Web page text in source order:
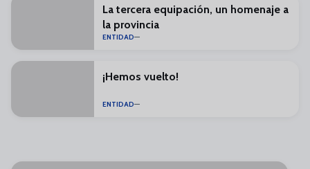
La tercera equipación, un homenaje a
la provincia
ENTIDAD
¡Hemos vuelto!
ENTIDAD